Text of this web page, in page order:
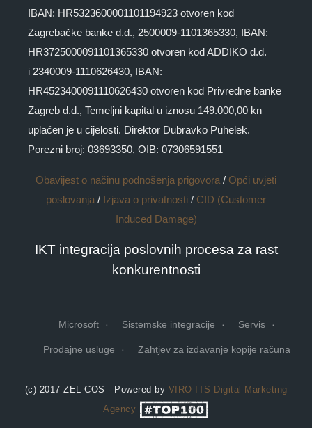
IBAN: HR5323600001101194923 otvoren kod
Zagrebačke banke d.d., 2500009-1101365330, IBAN:
HR3725000091101365330 otvoren kod ADDIKO d.d.
i 2340009-1110626430, IBAN:
HR4523400091110626430 otvoren kod Privredne banke
Zagreb d.d., Temeljni kapital u iznosu 149.000,00 kn
uplaćen je u cijelosti. Direktor Dubravko Puhelek.
Porezni broj: 03693350, OIB: 07306591551
Obavijest o načinu podnošenja prigovora / Opći uvjeti
poslovanja / Izjava o privatnosti / CID (Customer
Induced Damage)
IKT integracija poslovnih procesa za rast
konkurentnosti
Microsoft Sistemske integracije Servis
Prodajne usluge Zahtjev za izdavanje kopije računa
(c) 2017 ZEL-COS - Powered by VIRO ITS Digital Marketing
Agency